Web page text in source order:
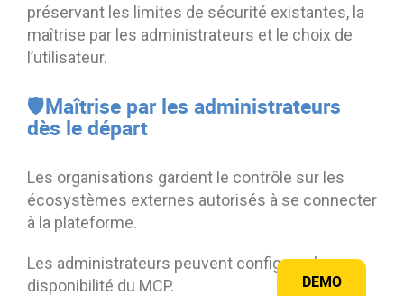
DEMO
préservant les limites de sécurité existantes, la
maîtrise par les administrateurs et le choix de
l’utilisateur.
🛡️Maîtrise par les administrateurs
dès le départ
Les organisations gardent le contrôle sur les
écosystèmes externes autorisés à se connecter
à la plateforme.
Les administrateurs peuvent configurer la
disponibilité du MCP.